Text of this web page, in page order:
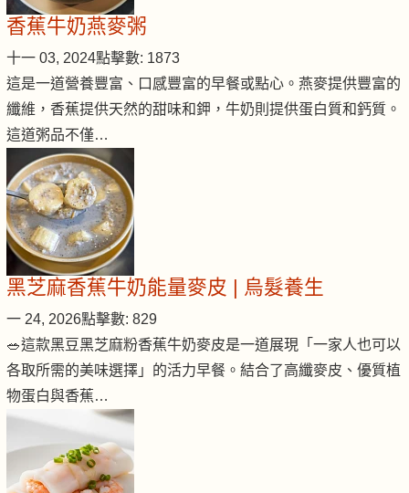
香蕉牛奶燕麥粥
十一 03, 2024點擊數: 1873
這是一道營養豐富、口感豐富的早餐或點心。燕麥提供豐富的
纖維，香蕉提供天然的甜味和鉀，牛奶則提供蛋白質和鈣質。
這道粥品不僅…
黑芝麻香蕉牛奶能量麥皮 | 烏髮養生
一 24, 2026點擊數: 829
🥗這款黑豆黑芝麻粉香蕉牛奶麥皮是一道展現「一家人也可以
各取所需的美味選擇」的活力早餐。結合了高纖麥皮、優質植
物蛋白與香蕉…